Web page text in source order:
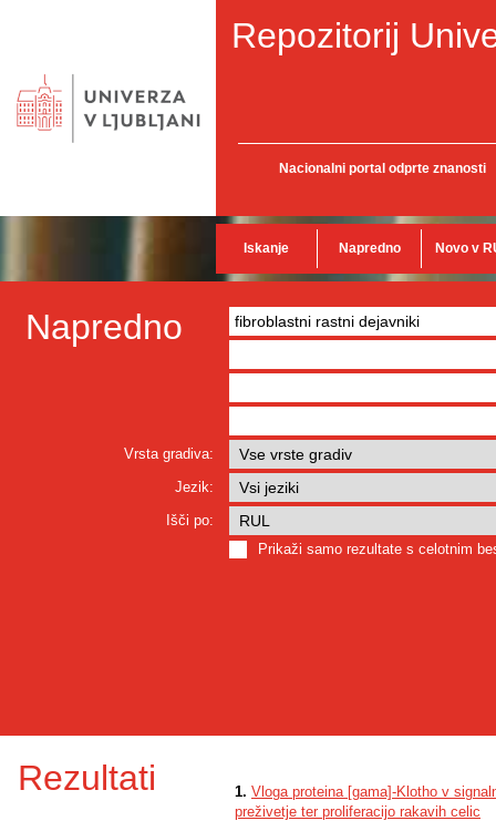
Repozitorij
Nacionalni portal odprte znanosti
Iskanje Napredno Novo v
Napredno
Vrsta gradiva:
Jezik:
Išči po:
Prikaži samo rezultate s celotnim
Rezultati 1. Vloga proteina [gama]-Klotho v
preživetje ter proliferacijo rakavih celic